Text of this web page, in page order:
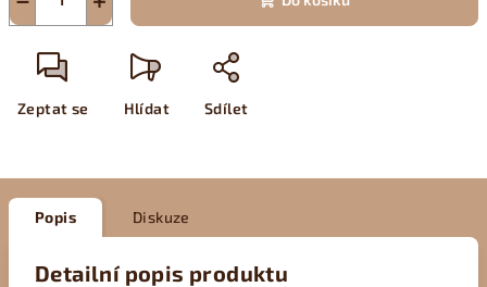
Zeptat se Hlídat Sdílet
Popis Diskuze
Detailní popis produktu